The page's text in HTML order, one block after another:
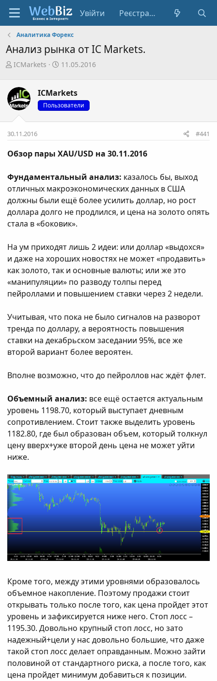
Увійти Реєстрація
Аналитика Форекс
Анализ рынка от IC Markets.
А
о
р
м
ICMarkets
Д
а
с
в
е
н
я
11.05.2016
ICMarkets
Пользователи
30.11.2016 #441
Обзор пары XAU/USD на 30.11.2016
Фундаментальный анализ: казалось бы, выход
отличных макроэкономических данных в США
должны были ещё более усилить доллар, но рост
доллара долго не продлился, и цена на золото опять
стала в «боковик».
На ум приходят лишь 2 идеи: или доллар «выдохся»
и даже на хороших новостях не может «продавить»
как золото, так и основные валюты; или же это
«манипуляции» по разводу толпы перед
пейроллами и повышением ставки через 2 недели.
Учитывая, что пока не было сигналов на разворот
тренда по доллару, а вероятность повышения
ставки на декабрьском заседании 95%, все же
второй вариант более вероятен.
Вполне возможно, что до пейроллов нас ждёт флет.
Объемный анализ: все ещё остается актуальным
уровень 1198.70, который выступает дневным
сопротивлением. Стоит также выделить уровень
1182.80, где был образован объем, который толкнул
цену вверх+уже второй день цена не может уйти
ниже.
Кроме того, между этими уровнями образовалось
объемное накопление. Поэтому продажи стоит
открывать только после того, как цена пройдет этот
уровень и зафиксируется ниже него. Стоп лосс –
1195.30. Довольно крупный стоп лосс, но зато
надежный+цели у нас довольно большие, что даже
такой стоп лосс делает оправданным. Можно зайти
половиной от стандартного риска, а после того, как
цена пройдет минимум добавиться к позиции.